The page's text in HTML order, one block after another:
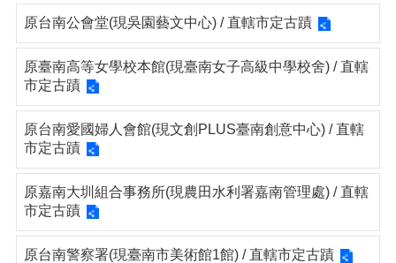
原台南公會堂(現吳園藝文中心) / 直轄市定古蹟
原臺南高等女學校本館(現臺南女子高級中學校舍) / 直轄
市定古蹟
原台南愛國婦人會館(現文創PLUS臺南創意中心) / 直轄
市定古蹟
原嘉南大圳組合事務所(現農田水利署嘉南管理處) / 直轄
市定古蹟
原台南警察署(現臺南市美術館1館) / 直轄市定古蹟